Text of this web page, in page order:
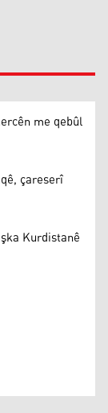
me qebûl
çareserî
Kurdistanê